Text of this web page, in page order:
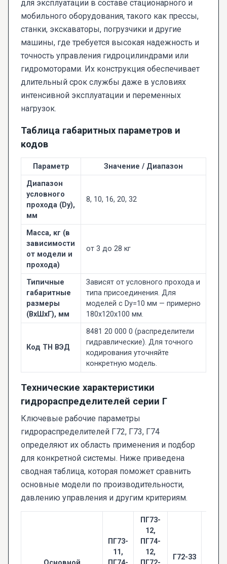
для эксплуатации в составе стационарного и
мобильного оборудования, такого как прессы,
станки, экскаваторы, погрузчики и другие
машины, где требуется высокая надежность и
точность управления гидроцилиндрами или
гидромоторами. Их конструкция обеспечивает
длительный срок службы даже в условиях
интенсивной эксплуатации и переменных
нагрузок.
Таблица габаритных параметров и
кодов
Параметр
Значение / Диапазон
Диапазон
условного
прохода (Dy),
мм
8, 10, 16, 20, 32
Масса, кг (в
зависимости
от модели и
прохода)
от 3 до 28 кг
Типичные
габаритные
размеры
(ВxШxГ), мм
Зависят от условного прохода и
типа присоединения. Для
моделей с Dy=10 мм — примерно
180x120x100 мм.
Код ТН ВЭД
8481 20 000 0 (распределители
гидравлические). Для точного
кодирования уточняйте
конкретную модель.
Технические характеристики
гидрораспределителей серии Г
Ключевые рабочие параметры
гидрораспределителей Г72, Г73, Г74
определяют их область применения и подбор
для конкретной системы. Ниже приведена
сводная таблица, которая поможет сравнить
основные модели по производительности,
давлению управления и другим критериям.
ПГ73-
11,
ПГ73-
12,
ПГ74-
12,
Г72-33